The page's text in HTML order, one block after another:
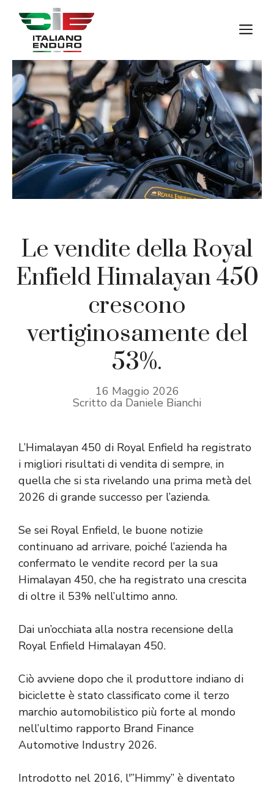
contenuto
Le vendite della Royal
Enfield Himalayan 450
crescono
vertiginosamente del
53%.
16 Maggio 2026
Scritto da Daniele Bianchi
L’Himalayan 450 di Royal Enfield ha registrato
i migliori risultati di vendita di sempre, in
quella che si sta rivelando una prima metà del
2026 di grande successo per l’azienda.
Se sei Royal Enfield, le buone notizie
continuano ad arrivare, poiché l’azienda ha
confermato le vendite record per la sua
Himalayan 450, che ha registrato una crescita
di oltre il 53% nell’ultimo anno.
Dai un’occhiata alla nostra recensione della
Royal Enfield Himalayan 450.
Ciò avviene dopo che il produttore indiano di
biciclette è stato classificato come il terzo
marchio automobilistico più forte al mondo
nell’ultimo rapporto Brand Finance
Automotive Industry 2026.
Introdotto nel 2016, l'”Himmy” è diventato